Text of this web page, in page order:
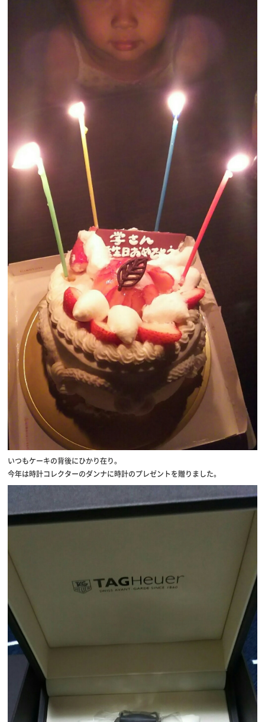
いつもケーキの背後にひかり在り。
今年は時計コレクターのダンナに時計のプレゼントを贈りました。